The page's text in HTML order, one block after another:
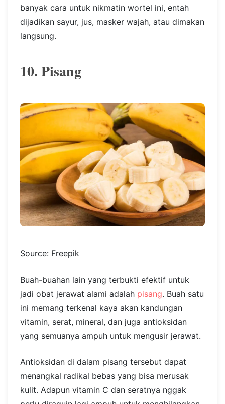
banyak cara untuk nikmatin wortel ini, entah
dijadikan sayur, jus, masker wajah, atau dimakan
langsung.
10. Pisang
Source: Freepik
Buah-buahan lain yang terbukti efektif untuk
jadi obat jerawat alami adalah pisang. Buah satu
ini memang terkenal kaya akan kandungan
vitamin, serat, mineral, dan juga antioksidan
yang semuanya ampuh untuk mengusir jerawat.
Antioksidan di dalam pisang tersebut dapat
menangkal radikal bebas yang bisa merusak
kulit. Adapun vitamin C dan seratnya nggak